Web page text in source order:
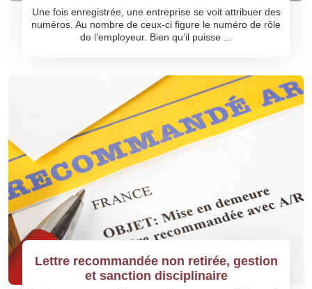
Une fois enregistrée, une entreprise se voit attribuer des
numéros. Au nombre de ceux-ci figure le numéro de rôle
de l’employeur. Bien qu’il puisse ...
Lettre recommandée non retirée, gestion
et sanction disciplinaire